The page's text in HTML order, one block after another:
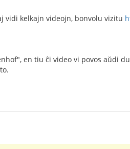
vidi kelkajn videojn, bonvolu vizitu
en tiu ĉi video vi povos aŭdi